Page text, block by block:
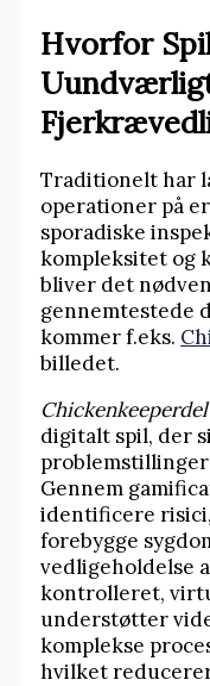
Hvorfor
Traditionelt har
operationer på
sporadiske
kompleksitet og
bliver det
gennemtestede
kommer f.eks.
billedet.
digitalt spil, der
Gennem
identificere
forebygge
vedligeholdelse
kontrolleret,
understøtter
komplekse
hvilket